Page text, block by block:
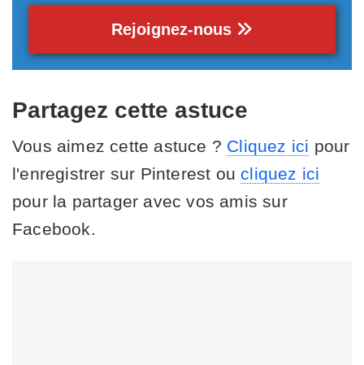
Rejoignez-nous
Partagez cette astuce
Vous aimez cette astuce ? Cliquez ici pour
l'enregistrer sur Pinterest ou cliquez ici
pour la partager avec vos amis sur
Facebook.